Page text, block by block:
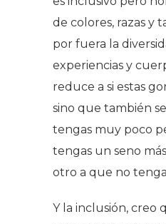
de colores, razas y
por fuera la
experiencias y
reduce a si estas
sino que también
tengas muy poco
tengas un seno
otro a que no
Y la inclusión, creo